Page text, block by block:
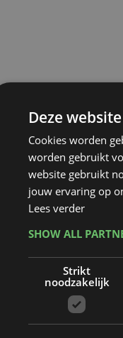
Deze
Cookies worden
worden gebruikt
website gebruikt
jouw ervaring op
Lees verder
SHOW ALL
Strikt
noodzakelijk